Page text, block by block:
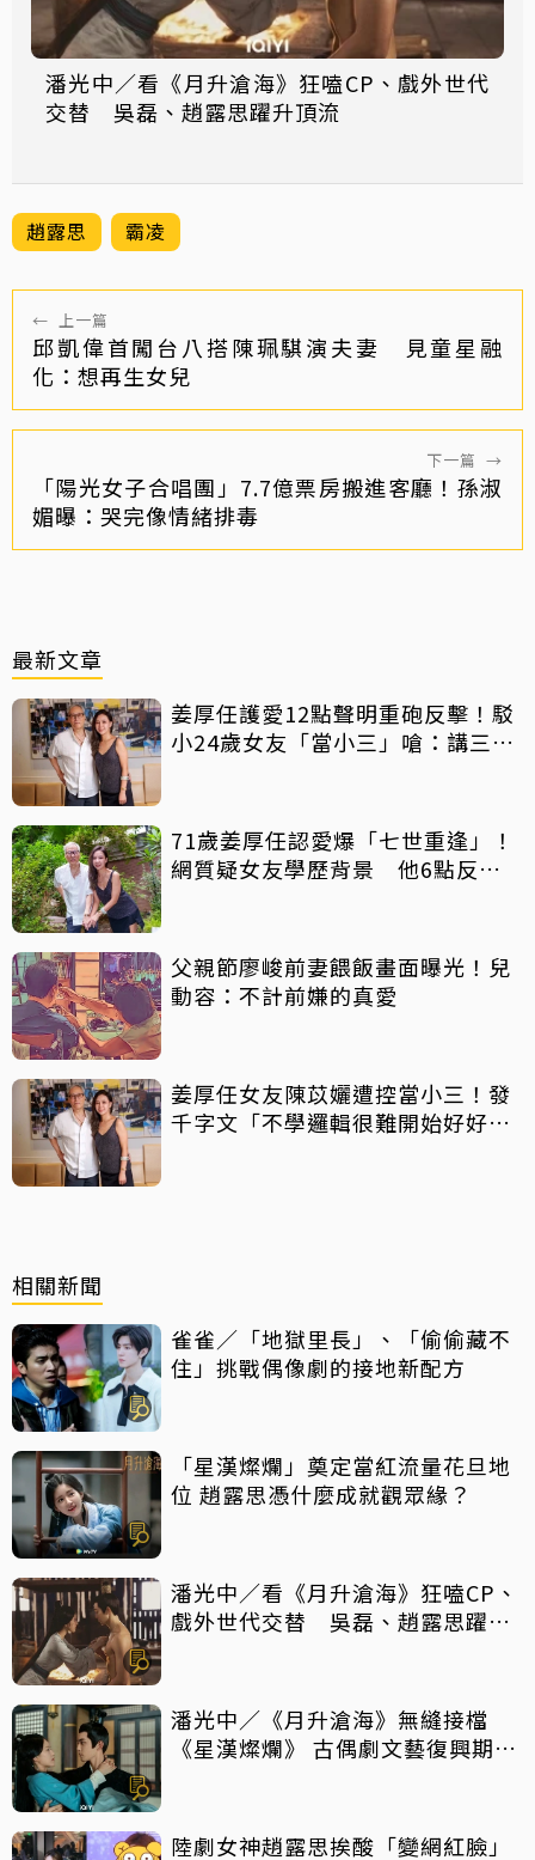
潘光中／看《月升滄海》狂嗑CP、戲外世代
交替 吳磊、趙露思躍升頂流
趙露思 霸凌
← 上一篇
邱凱偉首闖台八搭陳珮騏演夫妻 見童星融
化：想再生女兒
下一篇 →
「陽光女子合唱團」7.7億票房搬進客廳！孫淑
媚曝：哭完像情緒排毒
最新文章
姜厚任護愛12點聲明重砲反擊！駁
小24歲女友「當小三」嗆：講三
71歲姜厚任認愛爆「七世重逢」！
網質疑女友學歷背景 他6點反
父親節廖峻前妻餵飯畫面曝光！兒
動容：不計前嫌的真愛
姜厚任女友陳苡孋遭控當小三！發
千字文「不學邏輯很難開始好好
相關新聞
雀雀／「地獄里長」、「偷偷藏不
住」挑戰偶像劇的接地新配方
「星漢燦爛」奠定當紅流量花旦地
位 趙露思憑什麼成就觀眾緣？
潘光中／看《月升滄海》狂嗑CP、
戲外世代交替 吳磊、趙露思躍升
潘光中／《月升滄海》無縫接檔
《星漢燦爛》 古偶劇文藝復興期來
陸劇女神趙露思挨酸「變網紅臉」